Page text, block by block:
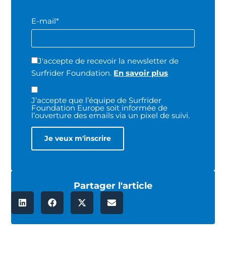
E-mail*
J'accepte de recevoir la newsletter de
Surfrider Foundation. En savoir plus
J’accepte que l’équipe de Surfrider
Foundation Europe soit informée de
l’ouverture des emails via un pixel de suivi.
Partager l'article